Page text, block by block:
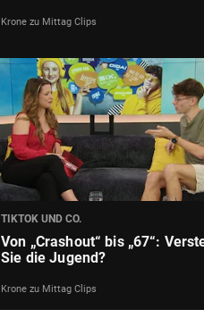
Krone zu Mittag Clips
TIKTOK UND CO.
Von „Crashout“ bis „67“:
Sie die Jugend?
Krone zu Mittag Clips